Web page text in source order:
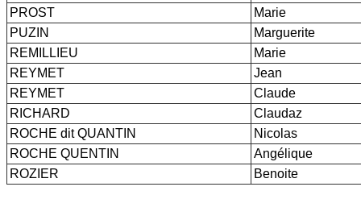
PROST
Marie
PUZIN
Marguerite
REMILLIEU
Marie
REYMET
Jean
REYMET
Claude
RICHARD
Claudaz
ROCHE dit QUANTIN
Nicolas
ROCHE QUENTIN
Angélique
ROZIER
Benoite